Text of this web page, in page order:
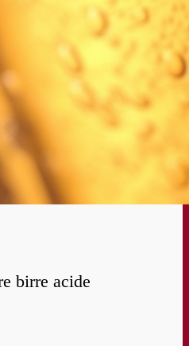
birre acide